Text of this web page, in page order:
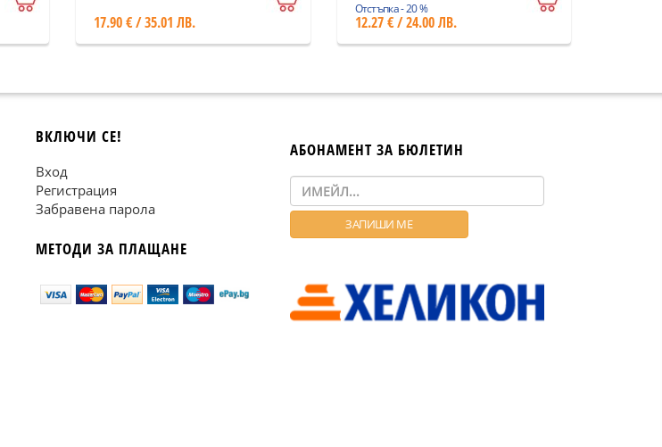
17.90 € / 35.01 ЛВ.
Отстъпка - 20 %
12.27 € / 24.00 ЛВ.
ВКЛЮЧИ СЕ!
Вход
Регистрация
Забравена парола
МЕТОДИ ЗА ПЛАЩАНЕ
АБОНАМЕНТ ЗА БЮЛЕТИН